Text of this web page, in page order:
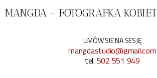
MANGDA - FOTOGRAFKA KOBIET
UMÓW SIE NA SESJĘ
mangdastudio@gmail.com
tel. 502 551 949